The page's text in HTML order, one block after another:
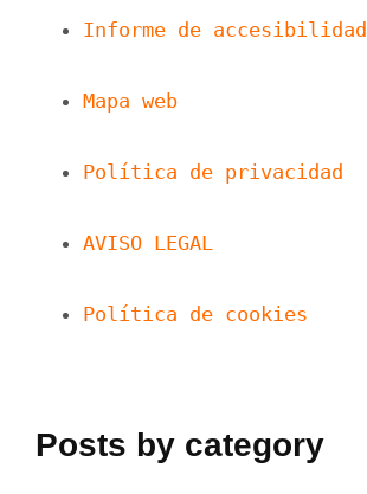
Informe de accesibilidad
Mapa web
Política de privacidad
AVISO LEGAL
Política de cookies
Posts by category